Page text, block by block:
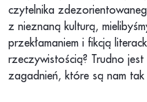
czytelnika
z nieznaną kulturą,
przekłamaniem i fikcją
rzeczywistością? Trudno
zagadnień, które są nam tak